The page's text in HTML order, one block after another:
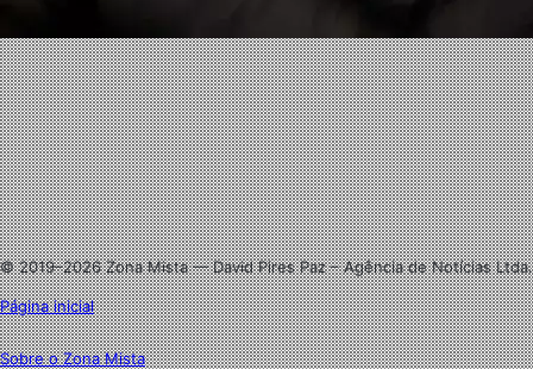
Facebook
X
Linkedin
Instagram
© 2019–2026 Zona Mista — David Pires Paz – Agência de Notícias Ltda.
Página inicial
Sobre o Zona Mista